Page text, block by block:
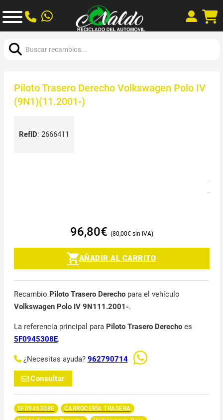
Piloto Trasero Derecho Volkswagen Polo IV
(9N1)(11.2001-)
RefID: 2666411
96,80€ 80,00€
AÑADIR AL CARRITO
Recambio Piloto Trasero Derechopara el vehículo
Volkswagen Polo IV 9N111.2001-.
La referencia principal para Piloto Trasero Derechoes
5F0945308E.
¿Necesitas ayuda? 962790714
Consultar
5F0945308E
CARROCERÍA TRASERA